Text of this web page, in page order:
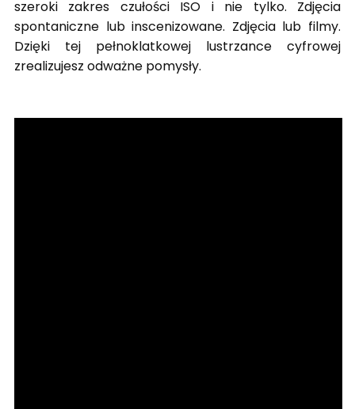
szeroki zakres czułości ISO i nie tylko. Zdjęcia
spontaniczne lub inscenizowane. Zdjęcia lub filmy.
Dzięki tej pełnoklatkowej lustrzance cyfrowej
zrealizujesz odważne pomysły.